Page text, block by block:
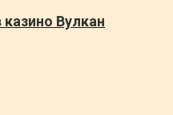
Вулкан